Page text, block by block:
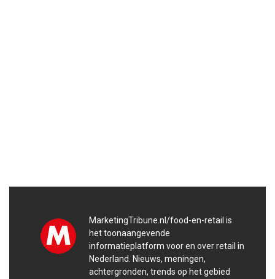
MarketingTribune.nl/food-en-retail is
het toonaangevende
informatieplatform voor en over retail in
Nederland. Nieuws, meningen,
achtergronden, trends op het gebied